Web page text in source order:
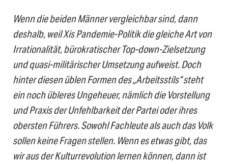
Wenn die beiden Männer vergleichbar sind, dann
deshalb, weil Xis Pandemie-Politik die gleiche Art von
Irrationalität, bürokratischer Top-down-Zielsetzung
und quasi-militärischer Umsetzung aufweist. Doch
hinter diesen üblen Formen des „Arbeitsstils“ steht
ein noch übleres Ungeheuer, nämlich die Vorstellung
und Praxis der Unfehlbarkeit der Partei oder ihres
obersten Führers. Sowohl Fachleute als auch das Volk
sollen keine Fragen stellen. Wenn es etwas gibt, das
wir aus der Kulturrevolution lernen können, dann ist